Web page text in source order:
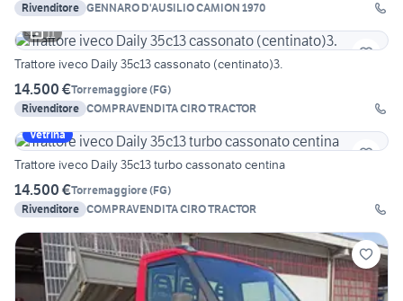
Rivenditore GENNARO D'AUSILIO CAMION 1970
11
Trattore iveco Daily 35c13 cassonato (centinato)3.
14.500 €Torremaggiore(FG)
Rivenditore COMPRAVENDITA CIRO TRACTOR
Vetrina
Trattore iveco Daily 35c13 turbo cassonato centina
14.500 €Torremaggiore(FG)
Rivenditore COMPRAVENDITA CIRO TRACTOR